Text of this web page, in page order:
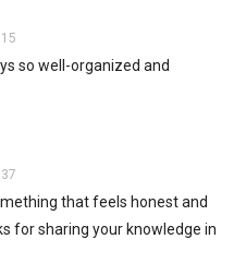
so well-organized and
that feels honest and
for sharing your knowledge in